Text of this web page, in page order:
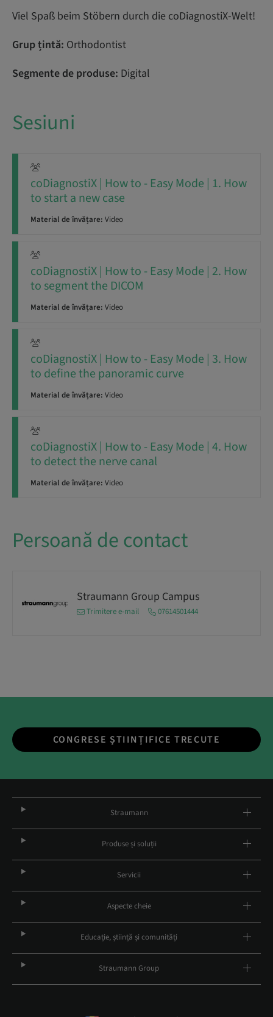
Viel Spaß beim Stöbern durch die coDiagnostiX-Welt!
Grup țintă: Orthodontist
Segmente de produse: Digital
Sesiuni
coDiagnostiX | How to - Easy Mode | 1. How
to start a new case
Material de învățare: Video
coDiagnostiX | How to - Easy Mode | 2. How
to segment the DICOM
Material de învățare: Video
coDiagnostiX | How to - Easy Mode | 3. How
to define the panoramic curve
Material de învățare: Video
coDiagnostiX | How to - Easy Mode | 4. How
to detect the nerve canal
Material de învățare: Video
Persoană de contact
Straumann Group Campus
Trimitere e-mail 07614501444
CONGRESE ȘTIINȚIFICE TRECUTE
Straumann
Produse și soluții
Servicii
Aspecte cheie
Educație, știință și comunități
Straumann Group